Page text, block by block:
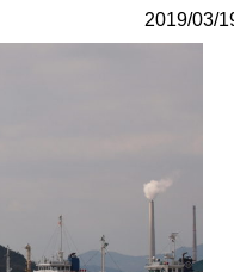
2019/03/